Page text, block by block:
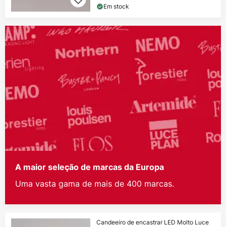
Em stock
A maior seleção de marcas da Europa
Uma vasta gama de mais de 400 marcas.
Candeeiro de encastrar LED Molto Luce